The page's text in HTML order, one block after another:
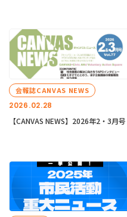
2026.02.28
会報誌CANVAS NEWS
【CANVAS NEWS】2026年2・3月号